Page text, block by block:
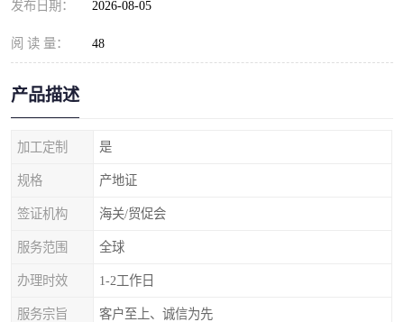
发布日期： 2026-08-05
阅 读 量： 48
产品描述
加工定制 是
规格 产地证
签证机构 海关/贸促会
服务范围 全球
办理时效 1-2工作日
服务宗旨 客户至上、诚信为先